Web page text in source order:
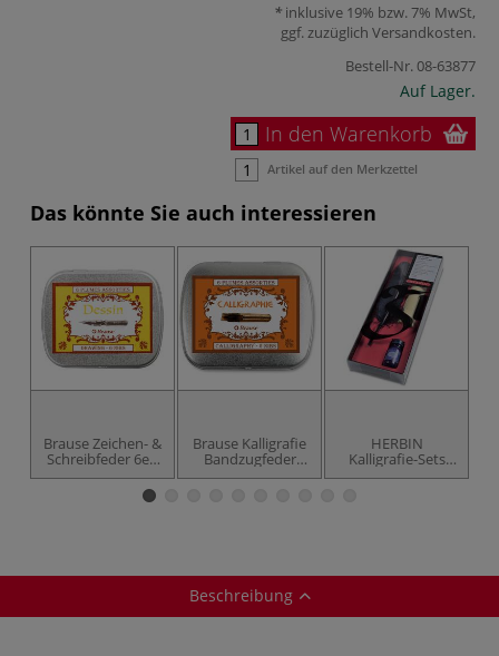
inklusive 19% bzw. 7% MwSt,
ggf. zuzüglich Versandkosten.
Bestell-Nr.08-63877
Auf Lager.
In den Warenkorb
Artikel auf den Merkzettel
Das könnte Sie auch interessieren
Brause Zeichen- &
Schreibfeder 6er-
Set
Brause Kalligrafie
Bandzugfeder
6er-Set
HERBIN
Kalligrafie-Sets
Mittelalter
Beschreibung